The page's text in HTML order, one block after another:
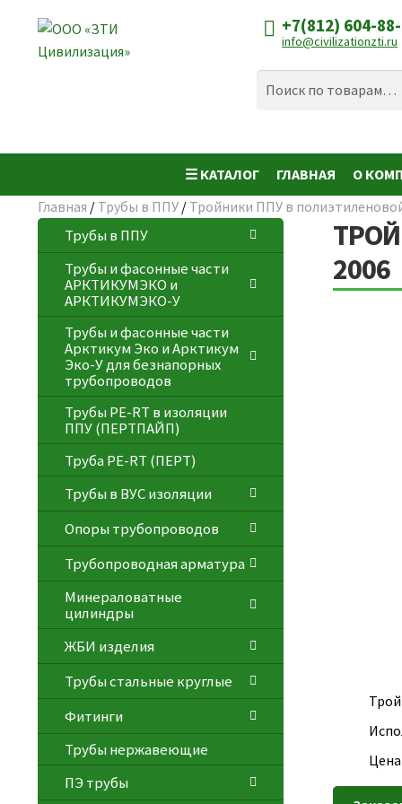
Перейти
к
Перейти
к
+7(812) 604-
info@civilizationzti.ru
☰ КАТАЛОГ ГЛАВНАЯ О
Главная / Трубы в ППУ/ Тройники ППУ в
2006
Трубы в ППУ
Трубы и фасонные части
АРКТИКУМЭКО и
АРКТИКУМЭКО-У
Трубы и фасонные части
Арктикум Эко и Арктикум
Эко-У для безнапорных
трубопроводов
Трубы PE-RT в изоляции
ППУ (ПЕРТПАЙП)
⁠Трубa PE-RT (ПЕРТ)
Трубы в ВУС изоляции
Опоры трубопроводов
Трубопроводная арматура
Минераловатные
цилиндры
ЖБИ изделия
Трубы стальные круглые
Фитинги
Трубы нержавеющие
ПЭ трубы